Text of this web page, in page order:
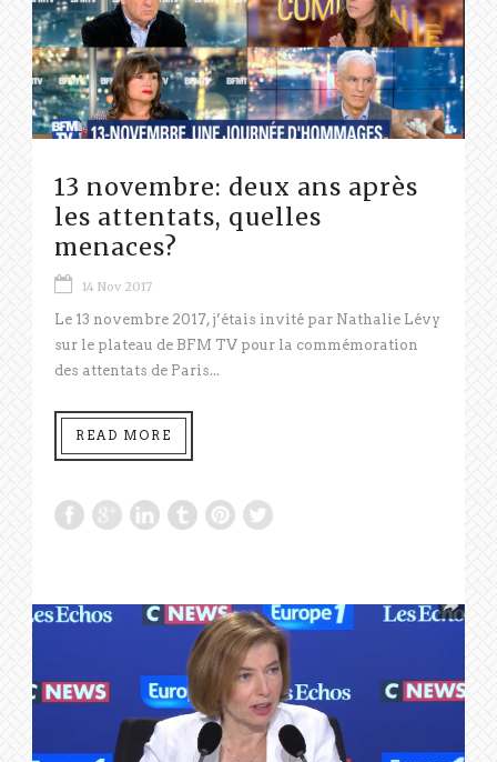
13 novembre: deux ans après
les attentats, quelles
menaces?
14 Nov 2017
Le 13 novembre 2017, j’étais invité par Nathalie Lévy
sur le plateau de BFM TV pour la commémoration
des attentats de Paris...
READ MORE